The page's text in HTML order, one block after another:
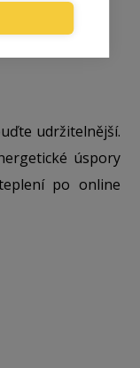
udržitelnější.
úspory
po online